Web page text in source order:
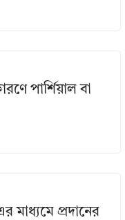
পার্শিয়াল বা
মাধ্যমে প্রদানের